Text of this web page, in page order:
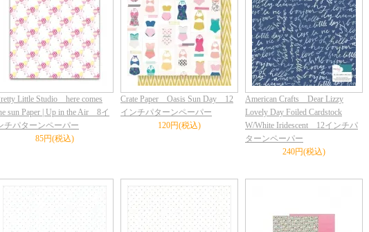
Little Studio here comes
sun Paper | Up in the Air 8イ
チパターンペーパー
85円(税込)
Crate Paper Oasis Sun Day 12
インチパターンペーパー
120円(税込)
American Crafts Dear Lizzy
Lovely Day Foiled Cardstock
W/White Iridescent 12インチパ
ターンペーパー
240円(税込)